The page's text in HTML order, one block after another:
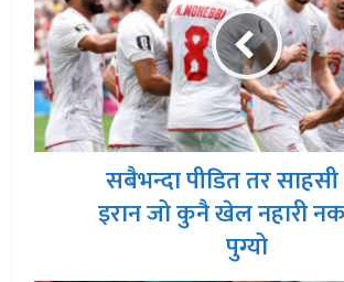
सबैभन्दा पीडित तर साहसी
इरान जो कुनै खेल नहारी
पुग्यो